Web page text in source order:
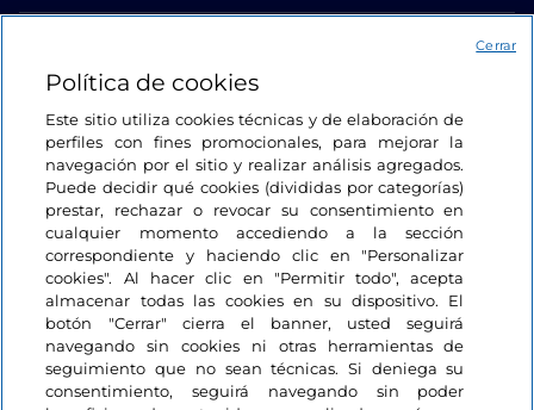
Estamos en contacto
Política de cookies
Este sitio utiliza cookies técnicas y de elaboración de
perfiles con fines promocionales, para mejorar la
navegación por el sitio y realizar análisis agregados.
Puede decidir qué cookies (divididas por categorías)
prestar, rechazar o revocar su consentimiento en
cualquier momento accediendo a la sección
correspondiente y haciendo clic en "Personalizar
cookies". Al hacer clic en "Permitir todo", acepta
almacenar todas las cookies en su dispositivo. El
botón "Cerrar" cierra el banner, usted seguirá
navegando sin cookies ni otras herramientas de
seguimiento que no sean técnicas. Si deniega su
consentimiento, seguirá navegando sin poder
Cerrar